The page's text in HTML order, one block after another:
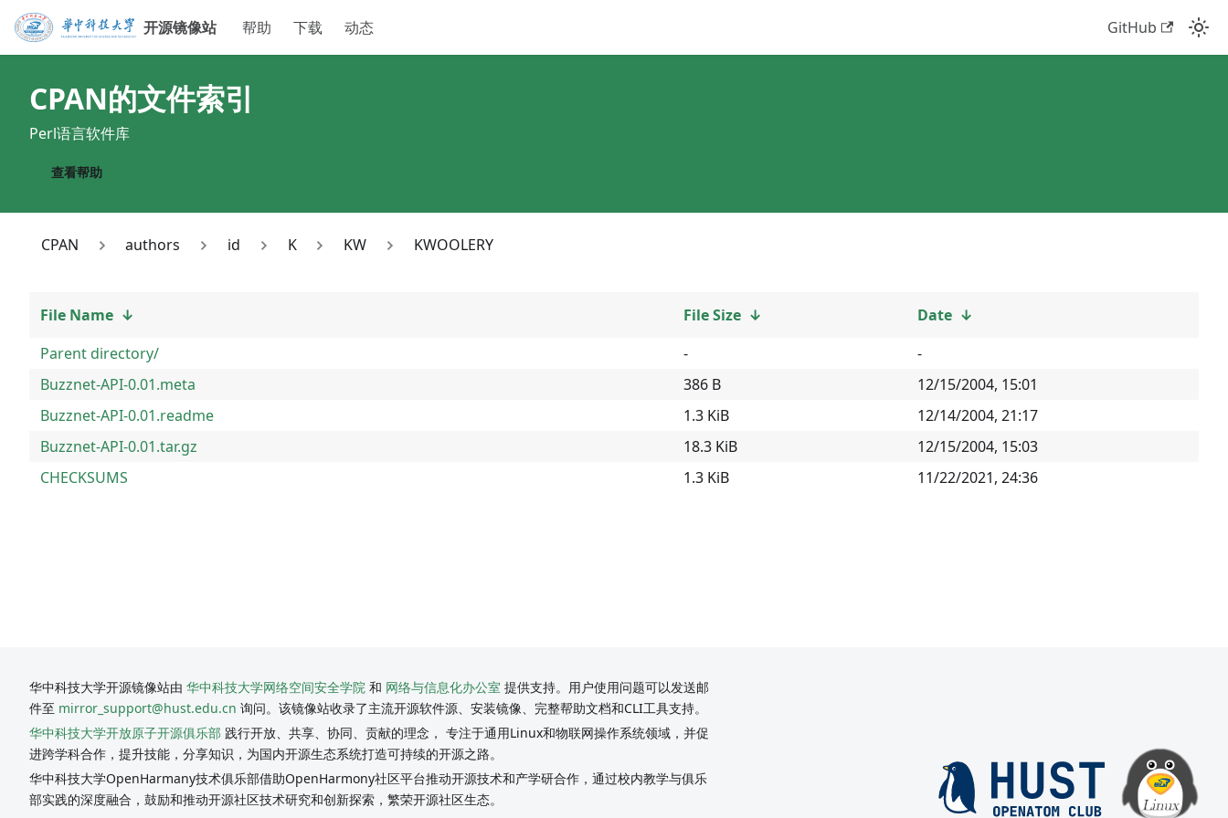
开源镜像站 帮助 下载 动态 GitHub
CPAN的文件索引
Perl语言软件库
查看帮助
CPAN authors id K KW KWOOLERY
File Name ↓ File Size ↓ Date ↓
Parent directory/
-
-
Buzznet-API-0.01.meta
386 B
12/15/2004, 15:01
Buzznet-API-0.01.readme
1.3 KiB
12/14/2004, 21:17
Buzznet-API-0.01.tar.gz
18.3 KiB
12/15/2004, 15:03
CHECKSUMS
1.3 KiB 11/22/2021, 24:36
华中科技大学开源镜像站由 华中科技大学网络空间安全学院 和 网络与信息化办公室 提供支持。用户使用问题可以发送邮
件至 mirror_support@hust.edu.cn 询问。该镜像站收录了主流开源软件源、安装镜像、完整帮助文档和CLI工具支持。
华中科技大学开放原子开源俱乐部 践行开放、共享、协同、贡献的理念， 专注于通用Linux和物联网操作系统领域，并促
进跨学科合作，提升技能，分享知识，为国内开源生态系统打造可持续的开源之路。
华中科技大学OpenHarmany技术俱乐部借助OpenHarmony社区平台推动开源技术和产学研合作，通过校内教学与俱乐
部实践的深度融合，鼓励和推动开源社区技术研究和创新探索，繁荣开源社区生态。